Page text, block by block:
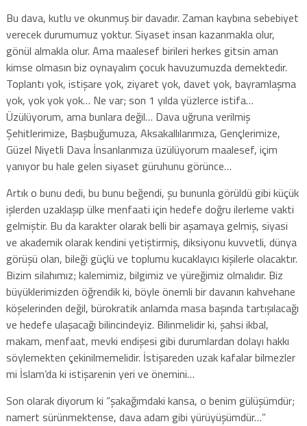
Bu dava, kutlu ve okunmuş bir davadır. Zaman kaybına sebebiyet
verecek durumumuz yoktur. Siyaset insan kazanmakla olur,
gönül almakla olur. Ama maalesef birileri herkes gitsin aman
kimse olmasın biz oynayalım çocuk havuzumuzda demektedir.
Toplantı yok, istişare yok, ziyaret yok, davet yok, bayramlaşma
yok, yok yok yok… Ne var; son 1 yılda yüzlerce istifa…
Üzülüyorum, ama bunlara değil… Dava uğruna verilmiş
Şehitlerimize, Başbuğumuza, Aksakallılarımıza, Gençlerimize,
Güzel Niyetli Dava İnsanlarımıza üzülüyorum maalesef, içim
yanıyor bu hale gelen siyaset güruhunu görünce…
Artık o bunu dedi, bu bunu beğendi, şu bununla görüldü gibi küçük
işlerden uzaklaşıp ülke menfaati için hedefe doğru ilerleme vakti
gelmiştir. Bu da karakter olarak belli bir aşamaya gelmiş, siyasi
ve akademik olarak kendini yetiştirmiş, diksiyonu kuvvetli, dünya
görüşü olan, bileği güçlü ve toplumu kucaklayıcı kişilerle olacaktır.
Bizim silahımız; kalemimiz, bilgimiz ve yüreğimiz olmalıdır. Biz
büyüklerimizden öğrendik ki, böyle önemli bir davanın kahvehane
köşelerinden değil, bürokratik anlamda masa başında tartışılacağı
ve hedefe ulaşacağı bilincindeyiz. Bilinmelidir ki, şahsi ikbal,
makam, menfaat, mevki endişesi gibi durumlardan dolayı hakkı
söylemekten çekinilmemelidir. İstişareden uzak kafalar bilmezler
mi İslam’da ki istişarenin yeri ve önemini…
Son olarak diyorum ki “şakağımdaki kansa, o benim gülüşümdür;
namert sürünmektense, dava adam gibi yürüyüşümdür…”